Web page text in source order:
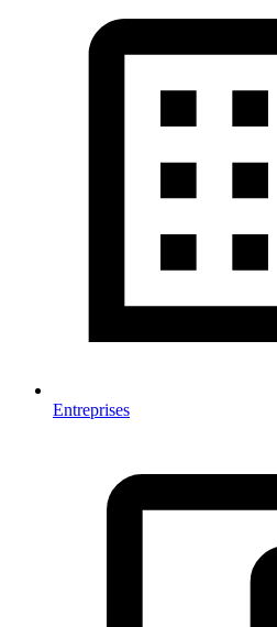
Entreprises